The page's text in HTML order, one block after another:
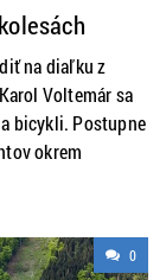
na diaľku z
Voltemár sa
bicykli. Postupne
okrem
0